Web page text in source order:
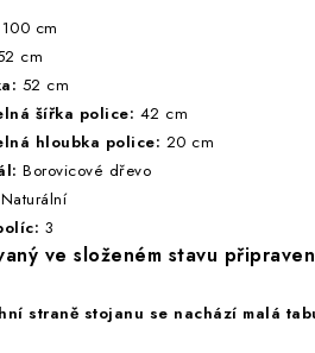
100 cm
cm
52 cm
šířka police: 42 cm
hloubka police: 20 cm
Borovicové dřevo
3
ve složeném stavu
straně stojanu se nachází malá